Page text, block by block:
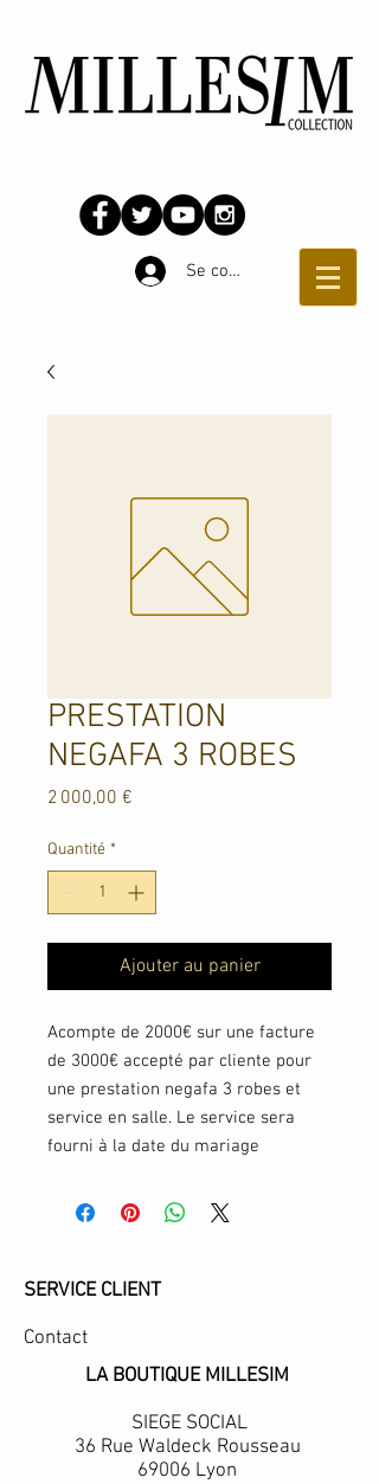
Se connecter
PRESTATION
NEGAFA 3 ROBES
2 000,00 €
Quantité *
Ajouter au panier
Acompte de 2000€ sur une facture
de 3000€ accepté par cliente pour
une prestation negafa 3 robes et
service en salle. Le service sera
fourni à la date du mariage
SERVICE CLIENT
Contact
LA BOUTIQUE MILLESIM
SIEGE SOCIAL
36 Rue Waldeck Rousseau
69006 Lyon